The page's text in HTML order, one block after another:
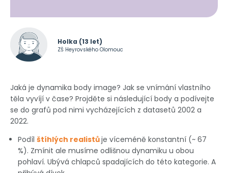
Holka (13 let)
ZŠ Heyrovského Olomouc
Jaká je dynamika body image? Jak se vnímání vlastního
těla vyvíjí v čase? Projděte si následující body a podívejte
se do grafů pod nimi vycházejících z datasetů 2002 a
2022.
Podíl štíhlých realistůje víceméně konstantní (~ 67
%). Zmínit ale musíme odlišnou dynamiku u obou
pohlaví. Ubývá chlapců spadajících do této kategorie. A